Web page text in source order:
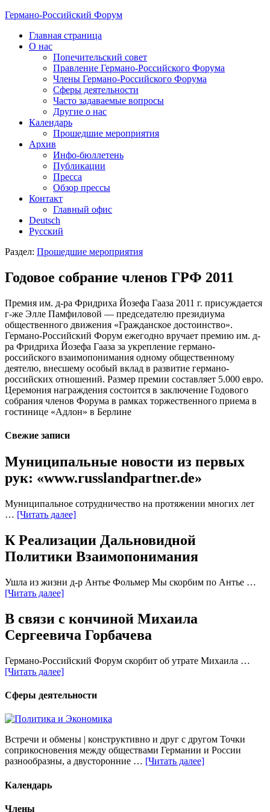
Германо-Российский Форум
Главная страница
О нас
Попечительский совет
Правление Германо-Российского Форума
Члены Германо-Российского Форума
Сферы деятельности
Часто задаваемые вопросы
Другие о нас
Календарь
Прошедшие мероприятия
Архив
Инфо-бюллетень
Публикации
Пресса
Обзор прессы
Контакт
Главный офис
Deutsch
Русский
Раздел: Прошедшие мероприятия
Годовое собрание членов ГРФ 2011
Премия им. д-ра Фридриха Йозефа Гааза 2011 г. присуждается
г-же Элле Памфиловой — председателю президиума
общественного движения «Гражданское достоинство».
Германо-Российский Форум ежегодно вручает премию им. д-
ра Фридриха Йозефа Гааза за укрепление германо-
российского взаимопонимания одному общественному
деятелю, внесшему особый вклад в развитие германо-
российских отношений. Размер премии составляет 5.000 евро.
Церемония награждения состоится в заключение Годового
собрания членов Форума в рамках торжественного приема в
гостинице «Адлон» в Берлине
Свежие записи
Муниципальные новости из первых
рук: «www.russlandpartner.de»
Муниципальное сотрудничество на протяжении многих лет
… [Читать далее]
К Реализации Дальновидной
Политики Взаимопонимания
Ушла из жизни д-р Антье Фольмер Мы скорбим по Антье …
[Читать далее]
В связи с кончиной Михаила
Сергеевича Горбачева
Германо-Российский Форум скорбит об утрате Михаила …
[Читать далее]
Сферы деятельности
Встречи и обмены | конструктивно и друг с другом Точки
соприкосновения между обществами Германии и России
разнообразны, а двусторонние … [Читать далее]
Календарь
Члены